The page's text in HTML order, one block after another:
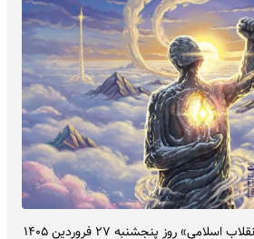
آئین اختتامیه «هفته هنر انقلاب اسلامی» روز پنجشنبه ۲۷ فروردین‌ ۱۴۰۵